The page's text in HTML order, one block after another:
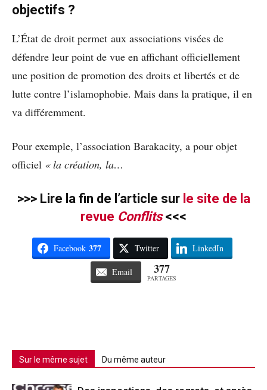
objectifs ?
L’État de droit permet aux associations visées de
défendre leur point de vue en affichant officiellement
une position de promotion des droits et libertés et de
lutte contre l’islamophobie. Mais dans la pratique, il en
va différemment.
Pour exemple, l’association Barakacity, a pour objet
officiel « la création, la…
>>> Lire la fin de l’article sur le site de la
revue Conflits<<<
Facebook 377 Twitter LinkedIn
Email 377
PARTAGES
Sur le même sujet Du même auteur